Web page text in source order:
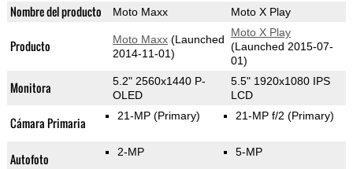
Nombre del producto Moto Maxx Moto X Play
Producto Moto Maxx(Launched
2014-11-01)
Moto X Play
(Launched 2015-07-
01)
Monitora
5.2" 2560x1440 P-
OLED
5.5" 1920x1080 IPS
LCD
Cámara Primaria 21-MP (Primary) 21-MP f/2 (Primary)
Autofoto 2-MP 5-MP